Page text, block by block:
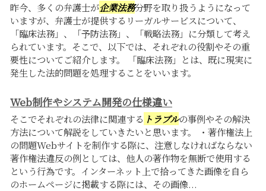
昨今、多くの弁護士が企業法務分野を取り扱うようになって
いますが、弁護士が提供するリーガルサービスについて、
「臨床法務」、「予防法務」、「戦略法務」に分類して考え
られています。そこで、以下では、それぞれの役割やその重
要性についてご紹介します。 「臨床法務」とは、既に現実に
発生した法的問題を処理することをいいます。
Web制作やシステム開発の仕様違い
そこでそれぞれの法律に関連する トラブルの事例やその解決
方法について解説をしていきたいと思います。 ・著作権法上
の問題Webサイトを制作する際に、注意しなければならない
著作権法違反の例としては、他人の著作物を無断で使用する
という行為です。インターネット上で拾ってきた画像を自ら
のホームページに掲載する際には、その画像...